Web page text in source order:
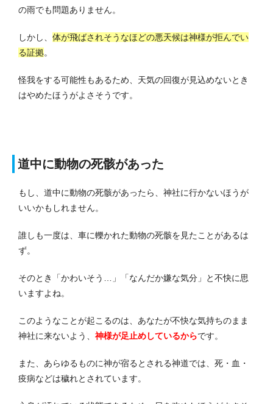
の雨でも問題ありません。
しかし、 体が飛ばされそうなほどの悪天候は神様が拒んでい
る証拠。
怪我をする可能性もあるため、天気の回復が見込めないとき
はやめたほうがよさそうです。
道中に動物の死骸があった
もし、道中に動物の死骸があったら、神社に行かないほうが
いいかもしれません。
誰しも一度は、車に轢かれた動物の死骸を見たことがあるは
ず。
そのとき「かわいそう…」「なんだか嫌な気分」と不快に思
いますよね。
このようなことが起こるのは、あなたが不快な気持ちのまま
神社に来ないよう、 神様が足止めしているからです。
また、あらゆるものに神が宿るとされる神道では、死・血・
疫病などは穢れとされています。